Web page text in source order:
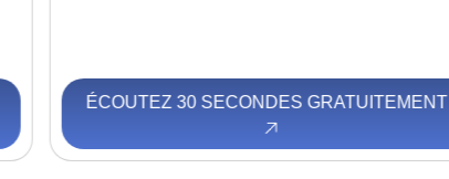
ÉCOUTEZ 30 SECONDES GRATUITEMENT